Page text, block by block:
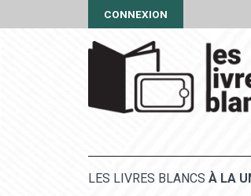
CONNEXION
LES LIVRES BLANCS À LA